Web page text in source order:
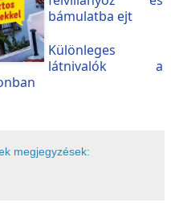
bámulatba ejt
Különleges
látnivalók a
megjegyzések: